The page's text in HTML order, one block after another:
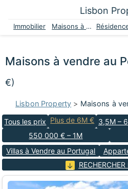
Lisbon
Immobilier Maisons à vendre
Maisons à vendre au
€)
Lisbon Property > Maisons à
Tous les prix Plus de 6M € 3,5M –
550 000 € – 1M
Villas à Vendre au Portugal